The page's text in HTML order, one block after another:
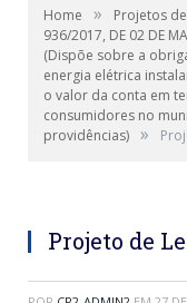
Home » Projetos
936/2017, DE 02 DE
(Dispõe sobre a
energia elétrica
o valor da conta em
consumidores no
providências) »
Projeto de